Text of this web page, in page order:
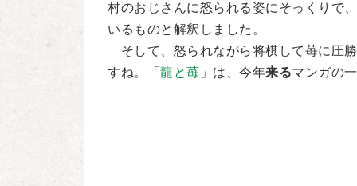
村のおじさんに怒られる姿にそっくりで
いるものと解釈しました。
そして、怒られながら将棋して苺に圧
すね。「 龍と苺 」は、今年来るマンガの